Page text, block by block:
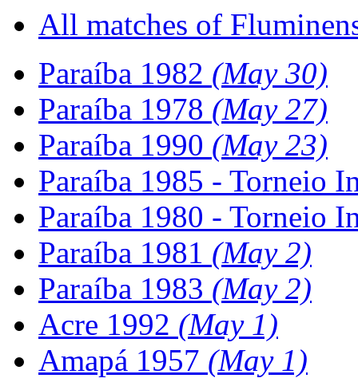
All matches of
Paraíba 1982 (May 30)
Paraíba 1978 (May 27)
Paraíba 1990 (May 23)
Paraíba 1985 - Torneio
Paraíba 1980 - Torneio
Paraíba 1981 (May 2)
Paraíba 1983 (May 2)
Acre 1992 (May 1)
Amapá 1957 (May 1)